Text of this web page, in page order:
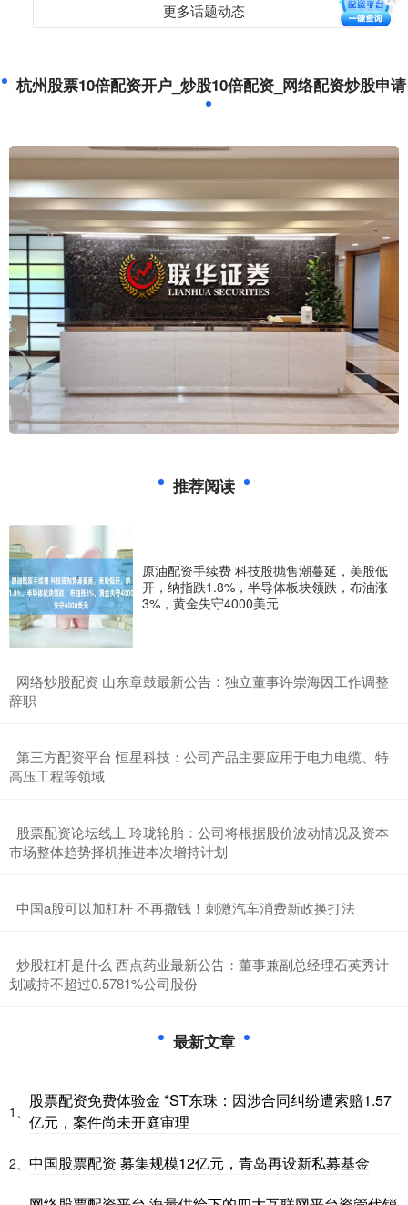
更多话题动态
杭州股票10倍配资开户_炒股10倍配资_网络配资炒股申请
推荐阅读
原油配资手续费 科技股抛售潮蔓延，美股低
开，纳指跌1.8%，半导体板块领跌，布油涨
3%，黄金失守4000美元
​网络炒股配资 山东章鼓最新公告：独立董事许崇海因工作调整
辞职
​第三方配资平台 恒星科技：公司产品主要应用于电力电缆、特
高压工程等领域
​股票配资论坛线上 玲珑轮胎：公司将根据股价波动情况及资本
市场整体趋势择机推进本次增持计划
​中国a股可以加杠杆 不再撒钱！刺激汽车消费新政换打法
​炒股杠杆是什么 西点药业最新公告：董事兼副总经理石英秀计
划减持不超过0.5781%公司股份
最新文章
1、
股票配资免费体验金 *ST东珠：因涉合同纠纷遭索赔1.57
亿元，案件尚未开庭审理
2、 中国股票配资 募集规模12亿元，青岛再设新私募基金